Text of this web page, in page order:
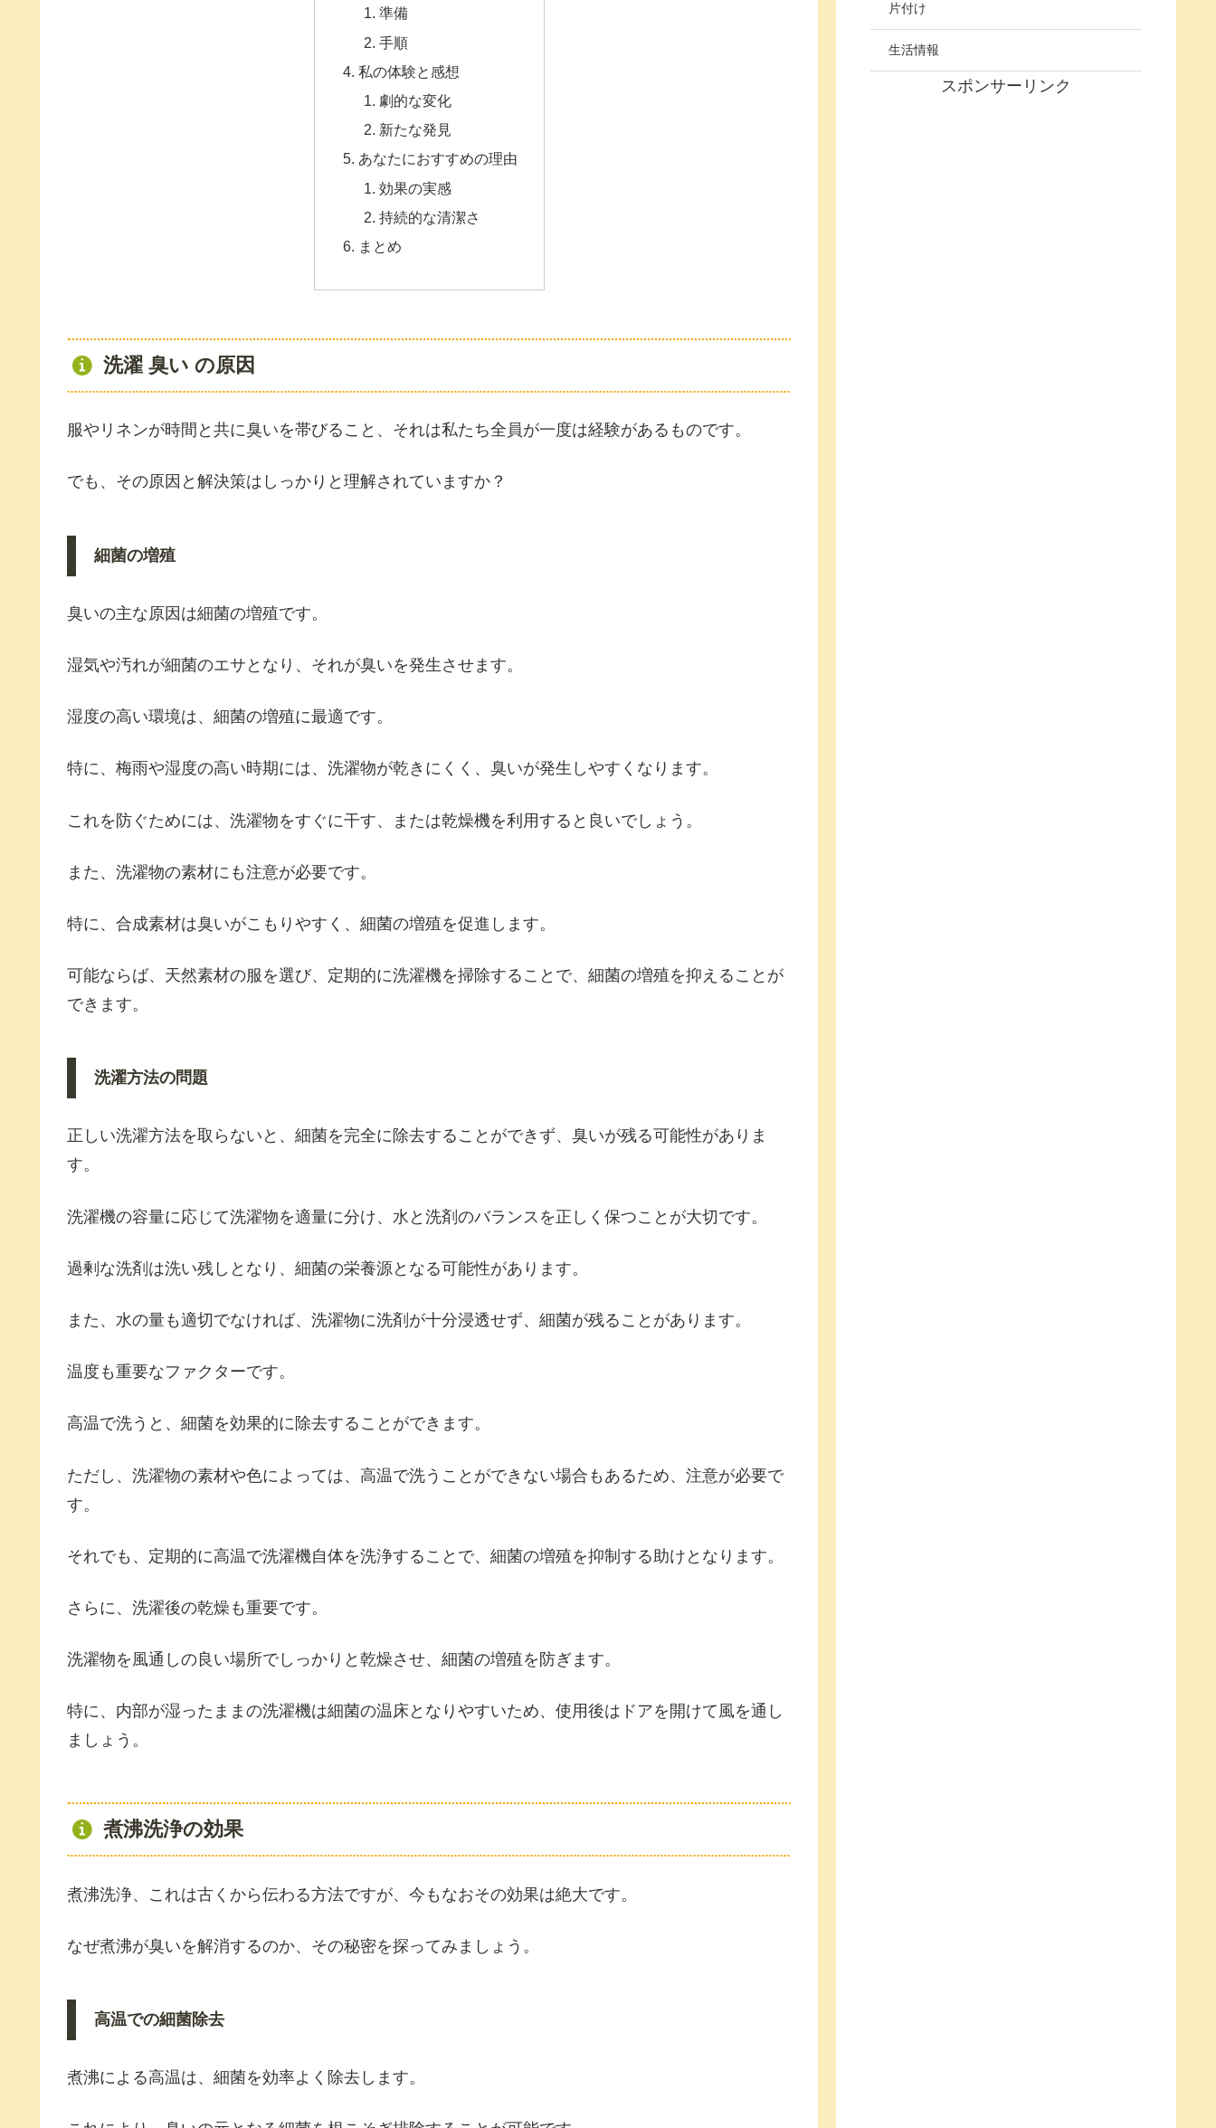
準備
手順
私の体験と感想
劇的な変化
新たな発見
あなたにおすすめの理由
効果の実感
持続的な清潔さ
まとめ
洗濯 臭い の原因
服やリネンが時間と共に臭いを帯びること、それは私たち全員が一度は経験があるものです。
でも、その原因と解決策はしっかりと理解されていますか？
細菌の増殖
臭いの主な原因は細菌の増殖です。
湿気や汚れが細菌のエサとなり、それが臭いを発生させます。
湿度の高い環境は、細菌の増殖に最適です。
特に、梅雨や湿度の高い時期には、洗濯物が乾きにくく、臭いが発生しやすくなります。
これを防ぐためには、洗濯物をすぐに干す、または乾燥機を利用すると良いでしょう。
また、洗濯物の素材にも注意が必要です。
特に、合成素材は臭いがこもりやすく、細菌の増殖を促進します。
可能ならば、天然素材の服を選び、定期的に洗濯機を掃除することで、細菌の増殖を抑えることが
できます。
洗濯方法の問題
正しい洗濯方法を取らないと、細菌を完全に除去することができず、臭いが残る可能性がありま
す。
洗濯機の容量に応じて洗濯物を適量に分け、水と洗剤のバランスを正しく保つことが大切です。
過剰な洗剤は洗い残しとなり、細菌の栄養源となる可能性があります。
また、水の量も適切でなければ、洗濯物に洗剤が十分浸透せず、細菌が残ることがあります。
温度も重要なファクターです。
高温で洗うと、細菌を効果的に除去することができます。
ただし、洗濯物の素材や色によっては、高温で洗うことができない場合もあるため、注意が必要で
す。
それでも、定期的に高温で洗濯機自体を洗浄することで、細菌の増殖を抑制する助けとなります。
さらに、洗濯後の乾燥も重要です。
洗濯物を風通しの良い場所でしっかりと乾燥させ、細菌の増殖を防ぎます。
特に、内部が湿ったままの洗濯機は細菌の温床となりやすいため、使用後はドアを開けて風を通し
ましょう。
煮沸洗浄の効果
煮沸洗浄、これは古くから伝わる方法ですが、今もなおその効果は絶大です。
なぜ煮沸が臭いを解消するのか、その秘密を探ってみましょう。
高温での細菌除去
煮沸による高温は、細菌を効率よく除去します。
片付け
生活情報
スポンサーリンク